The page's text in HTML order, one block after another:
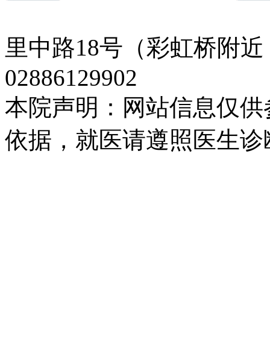
里中路18号（彩虹桥附
02886129902
本院声明：网站信息仅
依据，就医请遵照医生诊